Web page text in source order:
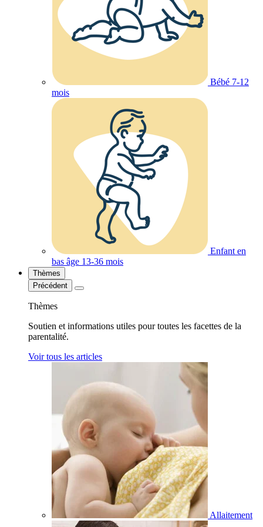
Bébé 7-12
mois
Enfant en
bas âge 13-36 mois
Thèmes
Précédent
Thèmes
Soutien et informations utiles pour toutes les facettes de la
parentalité.
Voir tous les articles
Allaitement